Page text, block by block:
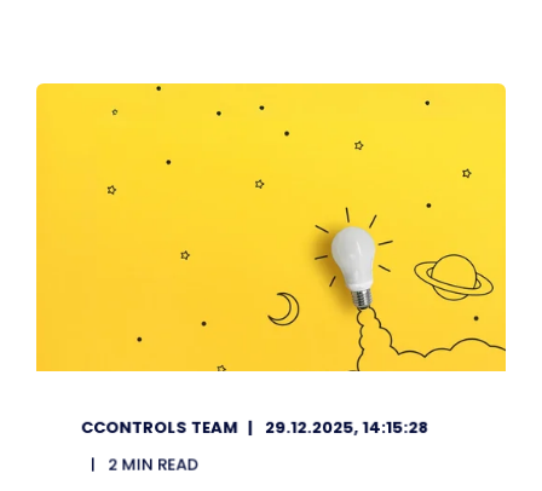
CCONTROLS TEAM
29.12.2025, 14:15:28
2 MIN READ